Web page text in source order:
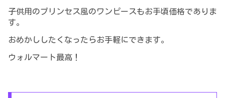
子供用のプリンセス風のワンピースもお手頃価格でありま
す。
おめかししたくなったらお手軽にできます。
ウォルマート最高！